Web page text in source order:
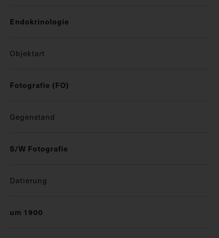
Endokrinologie
Objektart
Fotografie (FO)
Gegenstand
S/W Fotografie
Datierung
um 1900